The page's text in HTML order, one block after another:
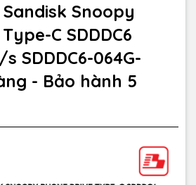
Sandisk Snoopy
C SDDDC6
SDDDC6-064G-
- Bảo hành 5
vàng